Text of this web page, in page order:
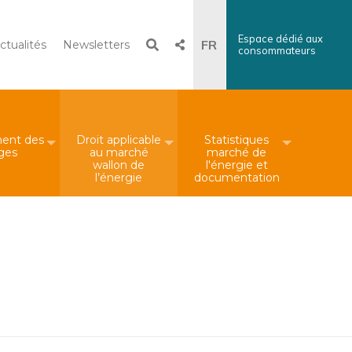
Newsletters Recherche
FR
DE
Espace dédié aux
consommateurs
Search
des
Droit applicable
au marché
wallon de
l’énergie
Statistiques
marché de
l'énergie et
documentation